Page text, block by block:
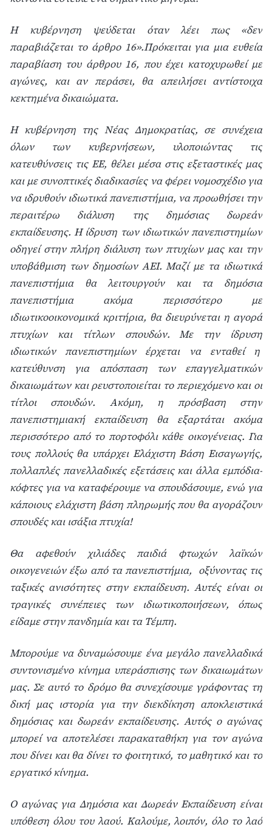
Η κυβέρνηση ψεύδεται όταν λέει πως «δεν
παραβιάζεται το άρθρο 16».Πρόκειται για μια ευθεία
παραβίαση του άρθρου 16, που έχει κατοχυρωθεί με
αγώνες, και αν περάσει, θα απειλήσει αντίστοιχα
κεκτημένα δικαιώματα.
Η κυβέρνηση της Νέας Δημοκρατίας, σε συνέχεια
όλων των κυβερνήσεων, υλοποιώντας τις
κατευθύνσεις τις ΕΕ, θέλει μέσα στις εξεταστικές μας
και με συνοπτικές διαδικασίες να φέρει νομοσχέδιο για
να ιδρυθούν ιδιωτικά πανεπιστήμια, να προωθήσει την
περαιτέρω διάλυση της δημόσιας δωρεάν
εκπαίδευσης. Η ίδρυση των ιδιωτικών πανεπιστημίων
οδηγεί στην πλήρη διάλυση των πτυχίων μας και την
υποβάθμιση των δημοσίων ΑΕΙ. Μαζί με τα ιδιωτικά
πανεπιστήμια θα λειτουργούν και τα δημόσια
πανεπιστήμια ακόμα περισσότερο με
ιδιωτικοοικονομικά κριτήρια, θα διευρύνεται η αγορά
πτυχίων και τίτλων σπουδών.
Με την ίδρυση
ιδιωτικών πανεπιστημίων έρχεται να ενταθεί η
κατεύθυνση για απόσπαση των επαγγελματικών
δικαιωμάτων και ρευστοποιείται το περιεχόμενο και οι
τίτλοι σπουδών. Ακόμη, η πρόσβαση στην
πανεπιστημιακή εκπαίδευση θα εξαρτάται ακόμα
περισσότερο από το πορτοφόλι κάθε οικογένειας. Για
τους πολλούς θα υπάρχει Ελάχιστη Βάση Εισαγωγής,
πολλαπλές πανελλαδικές εξετάσεις και άλλα εμπόδια-
κόφτες για να καταφέρουμε να σπουδάσουμε, ενώ για
κάποιους ελάχιστη βάση πληρωμής που θα αγοράζουν
σπουδές και ισάξια πτυχία!
Θα αφεθούν χιλιάδες παιδιά φτωχών λαϊκών
οικογενειών έξω από τα πανεπιστήμια, οξύνοντας τις
ταξικές ανισότητες στην εκπαίδευση. Αυτές είναι οι
τραγικές συνέπειες των ιδιωτικοποιήσεων, όπως
είδαμε στην πανδημία και τα Τέμπη.
Μπορούμε να δυναμώσουμε ένα μεγάλο πανελλαδικά
συντονισμένο κίνημα υπεράσπισης των δικαιωμάτων
μας. Σε αυτό το δρόμο θα συνεχίσουμε γράφοντας τη
δική μας ιστορία για την διεκδίκηση αποκλειστικά
δημόσιας και δωρεάν εκπαίδευσης. Αυτός ο αγώνας
μπορεί να αποτελέσει παρακαταθήκη για τον αγώνα
που δίνει και θα δίνει το φοιτητικό, το μαθητικό και το
εργατικό κίνημα.
Ο αγώνας για Δημόσια και Δωρεάν Εκπαίδευση είναι
υπόθεση όλου του λαού. Καλούμε, λοιπόν, όλο το λαό